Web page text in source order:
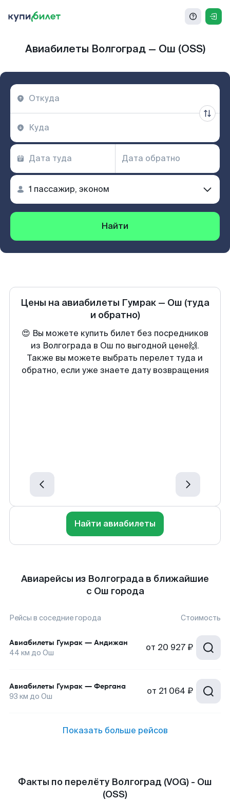
Авиабилеты Волгоград — Ош (OSS)
Найти
Цены на авиабилеты Гумрак — Ош (туда
и обратно)
😍 Вы можете купить билет без посредников
из Волгограда в Ош по выгодной цене🙌.
Также вы можете выбрать перелет туда и
обратно, если уже знаете дату возвращения
Найти авиабилеты
Авиарейсы из Волгограда в ближайшие
с Ош города
Рейсы в соседние города Стоимость
Авиабилеты Гумрак — Андижан
44 км до Ош от 20 927 ₽
Авиабилеты Гумрак — Фергана
93 км до Ош от 21 064 ₽
Показать больше рейсов
Факты по перелёту Волгоград (VOG) - Ош
(OSS)